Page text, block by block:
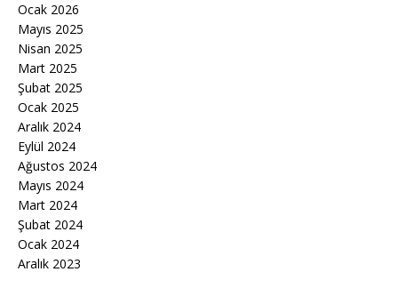
Ocak 2026
Mayıs 2025
Nisan 2025
Mart 2025
Şubat 2025
Ocak 2025
Aralık 2024
Eylül 2024
Ağustos 2024
Mayıs 2024
Mart 2024
Şubat 2024
Ocak 2024
Aralık 2023